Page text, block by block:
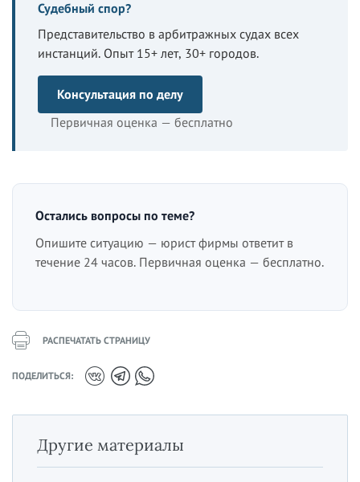
Судебный спор?
Представительство в арбитражных судах всех
инстанций. Опыт 15+ лет, 30+ городов.
Консультация по делу
Первичная оценка — бесплатно
Остались вопросы по теме?
Опишите ситуацию — юрист фирмы ответит в
течение 24 часов. Первичная оценка — бесплатно.
РАСПЕЧАТАТЬ СТРАНИЦУ
ПОДЕЛИТЬСЯ:
Другие материалы